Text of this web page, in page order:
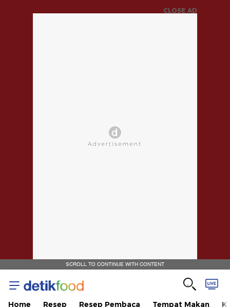
CLOSE AD
SCROLL TO CONTINUE WITH CONTENT
Home Resep Resep Pembaca Tempat Makan